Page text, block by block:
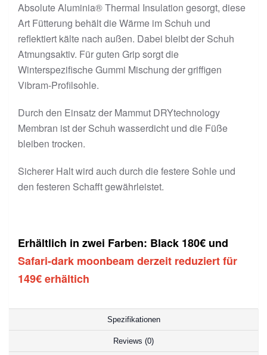
Absolute Aluminia® Thermal Insulation gesorgt, diese
Art Fütterung behält die Wärme im Schuh und
reflektiert kälte nach außen. Dabei bleibt der Schuh
Atmungsaktiv. Für guten Grip sorgt die
Winterspezifische Gummi Mischung der griffigen
Vibram-Profilsohle.
Durch den Einsatz der Mammut DRYtechnology
Membran ist der Schuh wasserdicht und die Füße
bleiben trocken.
Sicherer Halt wird auch durch die festere Sohle und
den festeren Schafft gewährleistet.
Erhältlich in zwei Farben: Black 180€ und
Safari-dark moonbeam derzeit reduziert für
149€ erhältich
Spezifikationen
Reviews (0)